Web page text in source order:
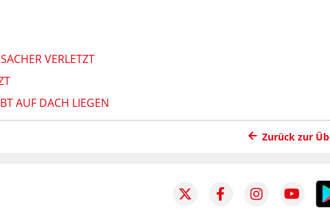
VERLETZT
AUF DACH LIEGEN
Zurück zur